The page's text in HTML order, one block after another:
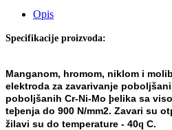
Opis
Specifikacije proizvoda:
Manganom, hromom, niklom i
elektroda za zavarivanje
poboljšanih Cr-Ni-Mo þelika sa
teþenja do 900 N/mm2. Zavari su
žilavi su do temperature - 40q C.